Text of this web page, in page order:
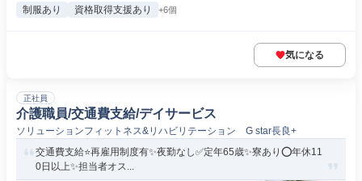
制服あり 資格取得支援あり +6個
気になる
正社員
介護職員/交通費支給/デイサービス
ソリューションフィットネス&リハビリテーション G star長良+
交通費支給⭐️再雇用制度有✨夜勤なし✅️定年65歳✨寮あり⭕️年休11
0日以上✨担当者オス...